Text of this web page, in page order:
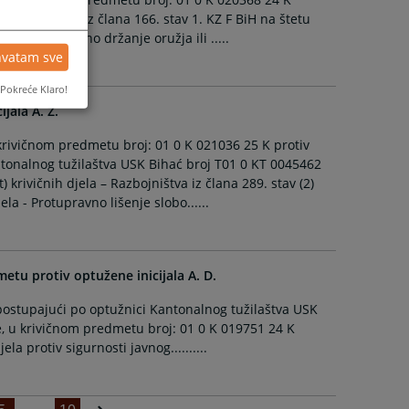
– Ubistvo iz člana 166. stav 1. KZ F BiH na štetu
- Nedozvoljeno držanje oružja ili .....
A. Z.
predmetu broj: 01 0 K 021036 25 K protiv
tužilaštva USK Bihać broj T01 0 KT 0045462
krivičnih djela – Razbojništva iz člana 289. stav (2)
- Protupravno lišenje slobo......
protiv optužene inicijala A. D.
po optužnici Kantonalnog tužilaštva USK
u krivičnom predmetu broj: 01 0 K 019751 24 K
protiv sigurnosti javnog..........
sve
Pokreće Klaro!